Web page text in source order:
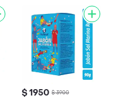
$ 1950 $ 3900